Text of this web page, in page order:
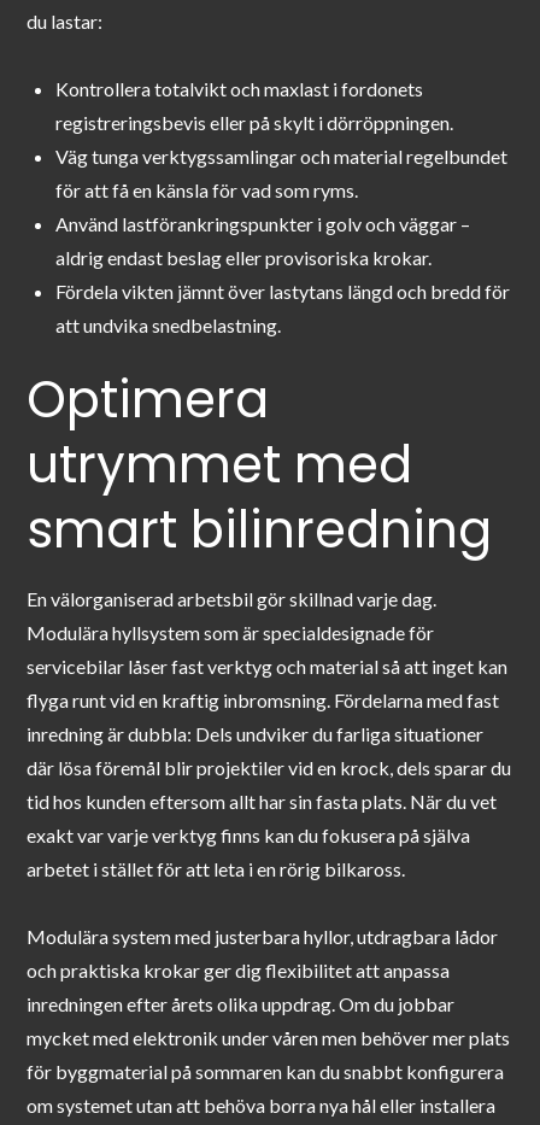
du lastar:
Kontrollera totalvikt och maxlast i fordonets
registreringsbevis eller på skylt i dörröppningen.
Väg tunga verktygssamlingar och material regelbundet
för att få en känsla för vad som ryms.
Använd lastförankringspunkter i golv och väggar –
aldrig endast beslag eller provisoriska krokar.
Fördela vikten jämnt över lastytans längd och bredd för
att undvika snedbelastning.
Optimera
utrymmet med
smart bilinredning
En välorganiserad arbetsbil gör skillnad varje dag.
Modulära hyllsystem som är specialdesignade för
servicebilar låser fast verktyg och material så att inget kan
flyga runt vid en kraftig inbromsning. Fördelarna med fast
inredning är dubbla: Dels undviker du farliga situationer
där lösa föremål blir projektiler vid en krock, dels sparar du
tid hos kunden eftersom allt har sin fasta plats. När du vet
exakt var varje verktyg finns kan du fokusera på själva
arbetet i stället för att leta i en rörig bilkaross.
Modulära system med justerbara hyllor, utdragbara lådor
och praktiska krokar ger dig flexibilitet att anpassa
inredningen efter årets olika uppdrag. Om du jobbar
mycket med elektronik under våren men behöver mer plats
för byggmaterial på sommaren kan du snabbt konfigurera
om systemet utan att behöva borra nya hål eller installera